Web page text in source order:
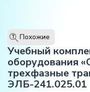
T Похожие
Учебный
оборудования
трехфазные
ЭЛБ-241.025.01